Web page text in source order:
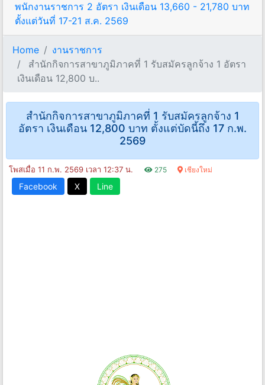
พนักงานราชการ 2 อัตรา เงินเดือน 13,660 - 21,780 บาท
ตั้งแต่วันที่ 17-21 ส.ค. 2569
Home
งานราชการ
สำนักกิจการสาขาภูมิภาคที่ 1 รับสมัครลูกจ้าง 1 อัตรา
เงินเดือน 12,800 บ..
สำนักกิจการสาขาภูมิภาคที่ 1 รับสมัครลูกจ้าง 1
อัตรา เงินเดือน 12,800 บาท ตั้งแต่บัดนี้ถึง 17 ก.พ.
2569
โพสเมื่อ 11 ก.พ. 2569 เวลา 12:37 น. 275 เชียงใหม่
Facebook X Line